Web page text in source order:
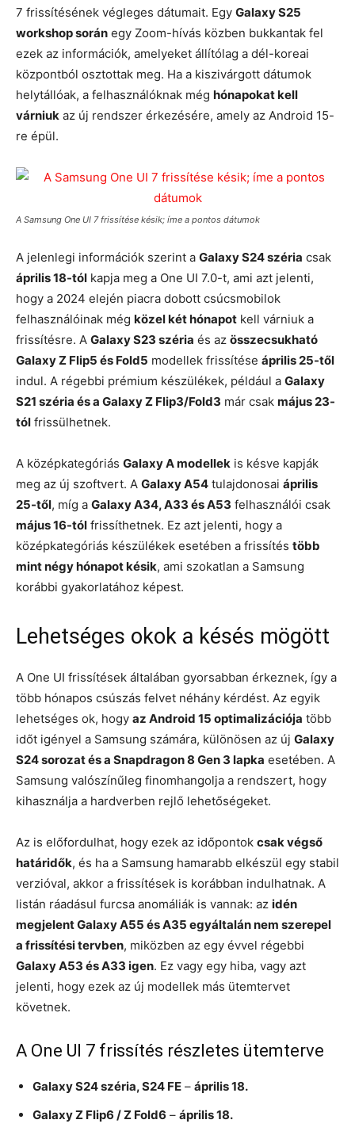
7 frissítésének végleges dátumait. Egy Galaxy S25
workshop során egy Zoom-hívás közben bukkantak fel
ezek az információk, amelyeket állítólag a dél-koreai
központból osztottak meg. Ha a kiszivárgott dátumok
helytállóak, a felhasználóknak még hónapokat kell
várniuk az új rendszer érkezésére, amely az Android 15-
re épül.
A Samsung One UI 7 frissítése késik; íme a pontos dátumok
A jelenlegi információk szerint a Galaxy S24 széria csak
április 18-tól kapja meg a One UI 7.0-t, ami azt jelenti,
hogy a 2024 elején piacra dobott csúcsmobilok
felhasználóinak még közel két hónapot kell várniuk a
frissítésre. A Galaxy S23 széria és az összecsukható
Galaxy Z Flip5 és Fold5 modellek frissítése április 25-től
indul. A régebbi prémium készülékek, például a Galaxy
S21 széria és a Galaxy Z Flip3/Fold3 már csak május 23-
tól frissülhetnek.
A középkategóriás Galaxy A modellek is késve kapják
meg az új szoftvert. A Galaxy A54 tulajdonosai április
25-től, míg a Galaxy A34, A33 és A53 felhasználói csak
május 16-tól frissíthetnek. Ez azt jelenti, hogy a
középkategóriás készülékek esetében a frissítés több
mint négy hónapot késik, ami szokatlan a Samsung
korábbi gyakorlatához képest.
Lehetséges okok a késés mögött
A One UI frissítések általában gyorsabban érkeznek, így a
több hónapos csúszás felvet néhány kérdést. Az egyik
lehetséges ok, hogy az Android 15 optimalizációja több
időt igényel a Samsung számára, különösen az új Galaxy
S24 sorozat és a Snapdragon 8 Gen 3 lapka esetében. A
Samsung valószínűleg finomhangolja a rendszert, hogy
kihasználja a hardverben rejlő lehetőségeket.
Az is előfordulhat, hogy ezek az időpontok csak végső
határidők, és ha a Samsung hamarabb elkészül egy stabil
verzióval, akkor a frissítések is korábban indulhatnak. A
listán ráadásul furcsa anomáliák is vannak: az idén
megjelent Galaxy A55 és A35 egyáltalán nem szerepel
a frissítési tervben, miközben az egy évvel régebbi
Galaxy A53 és A33 igen. Ez vagy egy hiba, vagy azt
jelenti, hogy ezek az új modellek más ütemtervet
követnek.
A One UI 7 frissítés részletes ütemterve
Galaxy S24 széria, S24 FE – április 18.
Galaxy Z Flip6 / Z Fold6 – április 18.